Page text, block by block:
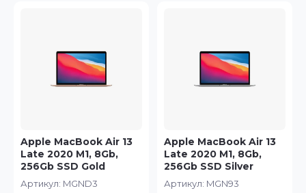
Название - Я-А
Название - А-Я
Apple MacBook Air 13
Late 2020 M1, 8Gb,
256Gb SSD Gold
Артикул: MGND3
Apple MacBook Air 13
Late 2020 M1, 8Gb,
256Gb SSD Silver
Артикул: MGN93